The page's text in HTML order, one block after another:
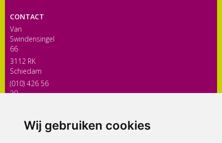
Wij gebruiken cookies
CONTACT
Van
Swindensingel
66
3112 RK
Schiedam
(010) 426 56
30
ONDERDEEL VAN